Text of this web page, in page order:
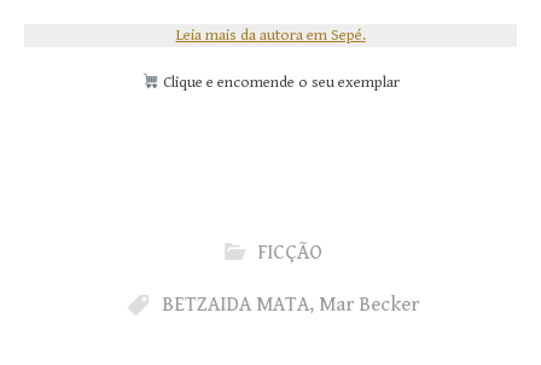
Leia mais da autora em Sepé.
Clique e encomende o seu exemplar
FICÇÃO
BETZAIDA MATA, Mar Becker